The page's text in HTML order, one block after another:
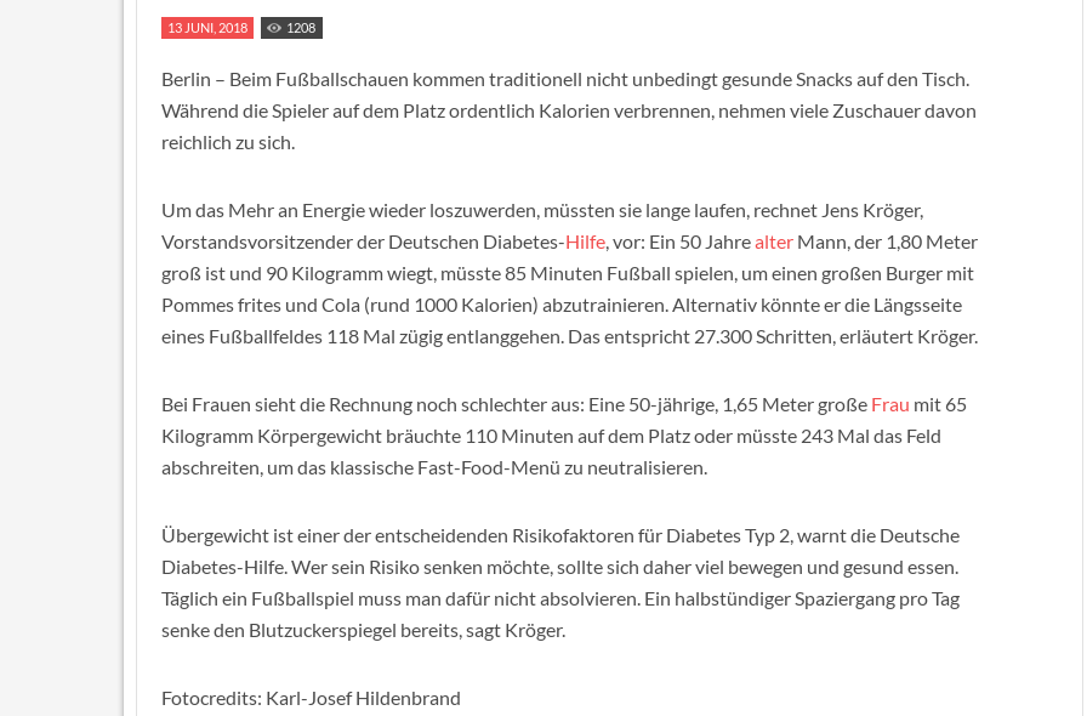
13 JUNI, 2018 1208
Berlin – Beim Fußballschauen kommen traditionell nicht unbedingt gesunde Snacks auf den Tisch.
Während die Spieler auf dem Platz ordentlich Kalorien verbrennen, nehmen viele Zuschauer davon
reichlich zu sich.
Um das Mehr an Energie wieder loszuwerden, müssten sie lange laufen, rechnet Jens Kröger,
Vorstandsvorsitzender der Deutschen Diabetes-Hilfe, vor: Ein 50 Jahrealter Mann, der 1,80 Meter
groß ist und 90 Kilogramm wiegt, müsste 85 Minuten Fußball spielen, um einen großen Burger mit
Pommes frites und Cola (rund 1000 Kalorien) abzutrainieren. Alternativ könnte er die Längsseite
eines Fußballfeldes 118 Mal zügig entlanggehen. Das entspricht 27.300 Schritten, erläutert Kröger.
Bei Frauen sieht die Rechnung noch schlechter aus: Eine 50-jährige, 1,65 Meter große Frau mit 65
Kilogramm Körpergewicht bräuchte 110 Minuten auf dem Platz oder müsste 243 Mal das Feld
abschreiten, um das klassische Fast-Food-Menü zu neutralisieren.
Übergewicht ist einer der entscheidenden Risikofaktoren für Diabetes Typ 2, warnt die Deutsche
Diabetes-Hilfe. Wer sein Risiko senken möchte, sollte sich daher viel bewegen und gesund essen.
Täglich ein Fußballspiel muss man dafür nicht absolvieren. Ein halbstündiger Spaziergang pro Tag
senke den Blutzuckerspiegel bereits, sagt Kröger.
Fotocredits: Karl-Josef Hildenbrand